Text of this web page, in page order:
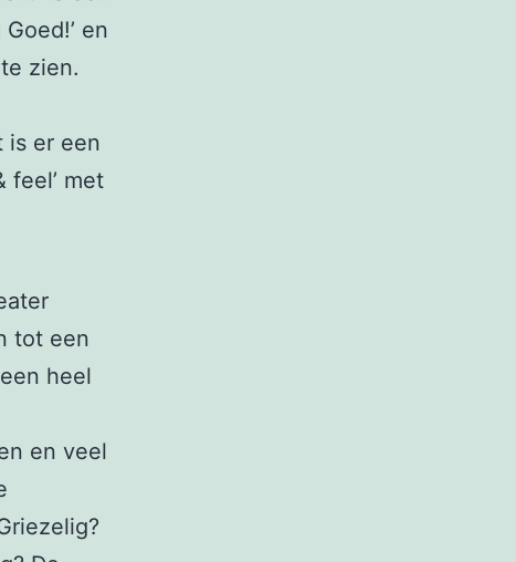
en
zien.
is er een
feel’ met
tot een
heel
en veel